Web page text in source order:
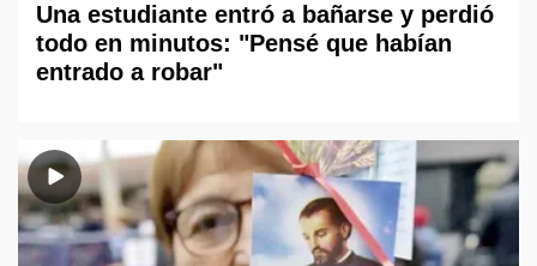
Una estudiante entró a bañarse y perdió
todo en minutos: "Pensé que habían
entrado a robar"